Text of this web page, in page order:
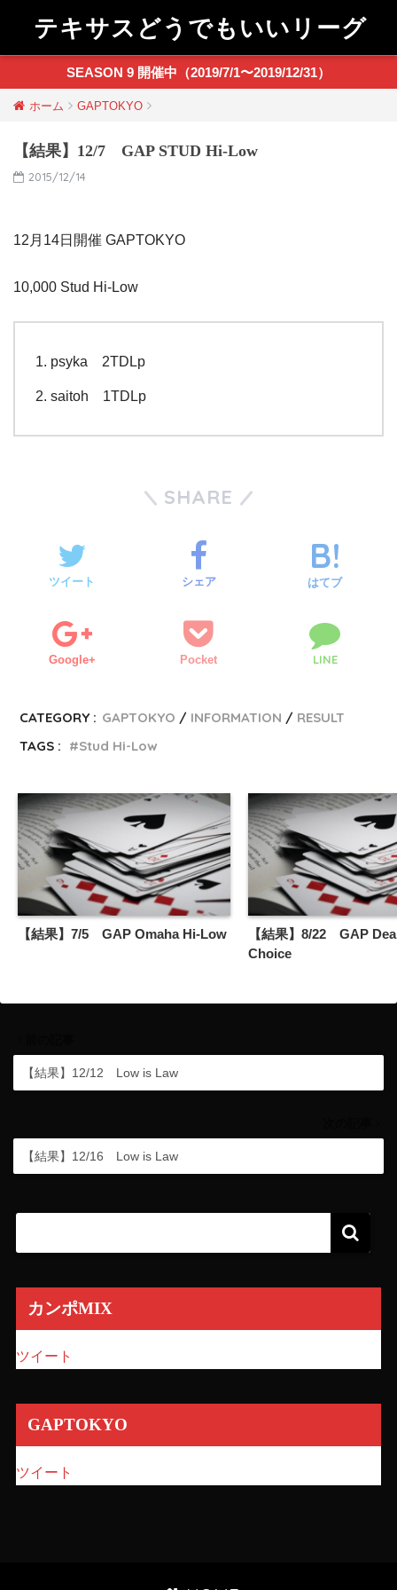
テキサスどうでもいいリーグ
SEASON 9 開催中（2019/7/1〜2019/12/31）
ホーム GAPTOKYO
【結果】12/7 GAP STUD Hi-Low
2015/12/14
12月14日開催 GAPTOKYO
10,000 Stud Hi-Low
psyka 2TDLp
saitoh 1TDLp
SHARE
ツイート シェア はてブ
Google+ Pocket LINE
CATEGORY : GAPTOKYO INFORMATION
RESULT
TAGS :
Stud Hi-Low
【結果】7/5 GAP Omaha Hi-Low
【結果】8/22 GAP
Choice
【結果】12/12 Low is Law
【結果】12/16 Low is Law
カンポMIX
ツイート
GAPTOKYO
ツイート